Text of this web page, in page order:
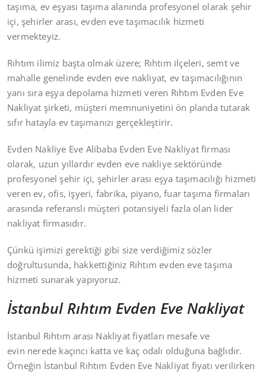
taşıma, ev eşyası taşıma alanında profesyonel olarak şehir
içi, şehirler arası, evden eve taşımacılık hizmeti
vermekteyiz.
Rıhtım ilimiz başta olmak üzere; Rıhtım ilçeleri, semt ve
mahalle genelinde evden eve nakliyat, ev taşımacılığının
yanı sıra eşya depolama hizmeti veren Rıhtım Evden Eve
Nakliyat şirketi, müşteri memnuniyetini ön planda tutarak
sıfır hatayla ev taşımanızı gerçekleştirir.
Evden Nakliye Eve Alibaba Evden Eve Nakliyat firması
olarak, uzun yıllardır evden eve nakliye sektöründe
profesyonel şehir içi, şehirler arası eşya taşımacılığı hizmeti
veren ev, ofis, işyeri, fabrika, piyano, fuar taşıma firmaları
arasında referanslı müşteri potansiyeli fazla olan lider
nakliyat firmasıdır.
Çünkü işimizi gerektiği gibi size verdiğimiz sözler
doğrultusunda, hakkettiğiniz Rıhtım evden eve taşıma
hizmeti sunarak yapıyoruz.
İstanbul Rıhtım Evden Eve Nakliyat
İstanbul Rıhtım arası Nakliyat fiyatları mesafe ve
evin nerede kaçıncı katta ve kaç odalı olduğuna bağlıdır.
Örneğin İstanbul Rıhtım Evden Eve Nakliyat fiyatı verilirken